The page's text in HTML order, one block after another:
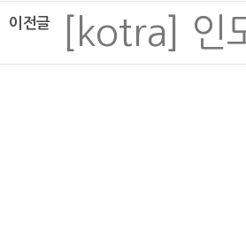
이전글 [kotra] 인